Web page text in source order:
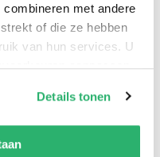
met andere
of die ze hebben
van hun services. U
aanpassen
die uw gegevens
Details tonen